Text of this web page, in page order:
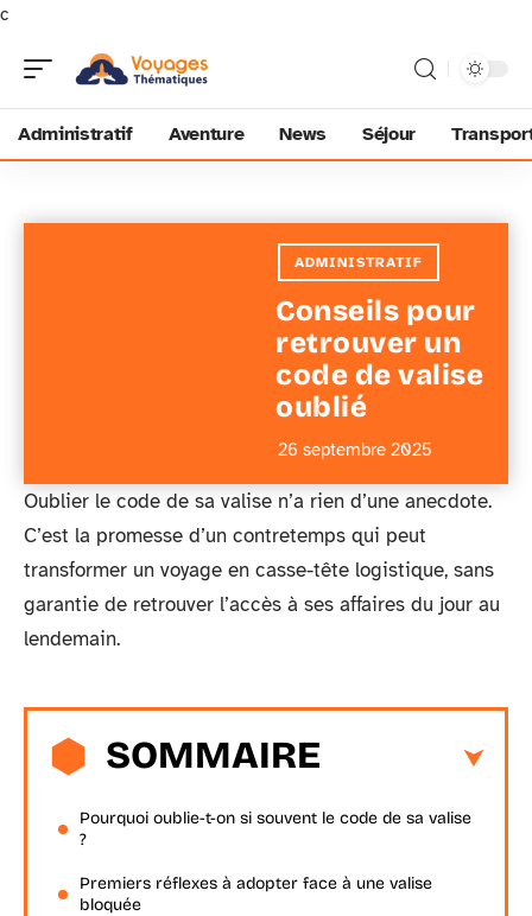
c
Administratif Aventure News Séjour
ADMINISTRATIF
Conseils pour
retrouver un
code de valise
oublié
26 septembre 2025
Oublier le code de sa valise n’a rien d’une anecdote.
C’est la promesse d’un contretemps qui peut
transformer un voyage en casse-tête logistique, sans
garantie de retrouver l’accès à ses affaires du jour au
lendemain.
SOMMAIRE
Pourquoi oublie-t-on si souvent le code de sa valise
?
Premiers réflexes à adopter face à une valise
bloquée